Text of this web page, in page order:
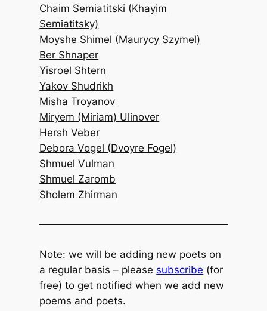
Chaim Semiatitski (Khayim
Semiatitsky)
Moyshe Shimel (Maurycy Szymel)
Ber Shnaper
Yisroel Shtern
Yakov Shudrikh
Misha Troyanov
Miryem (Miriam) Ulinover
Hersh Veber
Debora Vogel (Dvoyre Fogel)
Shmuel Vulman
Shmuel Zaromb
Sholem Zhirman
Note: we will be adding new poets on
a regular basis – please subscribe (for
free) to get notified when we add new
poems and poets.